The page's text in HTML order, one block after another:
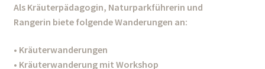
Als Kräuterpädagogin, Naturparkführerin und
Rangerin biete folgende Wanderungen an:
• Kräuterwanderungen
• Kräuterwanderung mit Workshop